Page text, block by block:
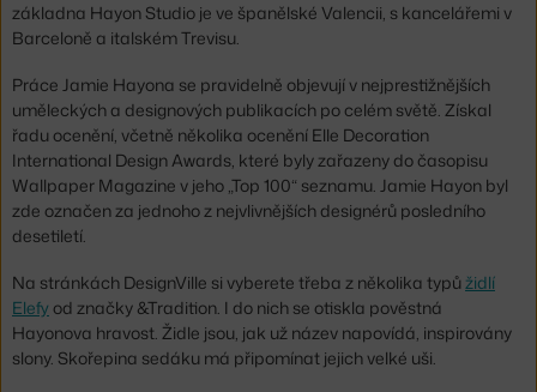
základna Hayon Studio je ve španělské Valencii, s kancelářemi v
Barceloně a italském Trevisu.
Práce Jamie Hayona se pravidelně objevují v nejprestižnějších
uměleckých a designových publikacích po celém světě. Získal
řadu ocenění, včetně několika ocenění Elle Decoration
International Design Awards, které byly zařazeny do časopisu
Wallpaper Magazine v jeho „Top 100“ seznamu. Jamie Hayon byl
zde označen za jednoho z nejvlivnějších designérů posledního
desetiletí.
Na stránkách DesignVille si vyberete třeba z několika typů židlí
Elefy od značky &Tradition. I do nich se otiskla pověstná
Hayonova hravost. Židle jsou, jak už název napovídá, inspirovány
slony. Skořepina sedáku má připomínat jejich velké uši.